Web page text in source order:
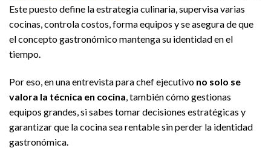
Este puesto define la estrategia culinaria, supervisa varias
cocinas, controla costos, forma equipos y se asegura de que
el concepto gastronómico mantenga su identidad en el
tiempo.
Por eso, en una entrevista para chef ejecutivo no solo se
valora la técnica en cocina , también cómo gestionas
equipos grandes, si sabes tomar decisiones estratégicas y
garantizar que la cocina sea rentable sin perder la identidad
gastronómica.